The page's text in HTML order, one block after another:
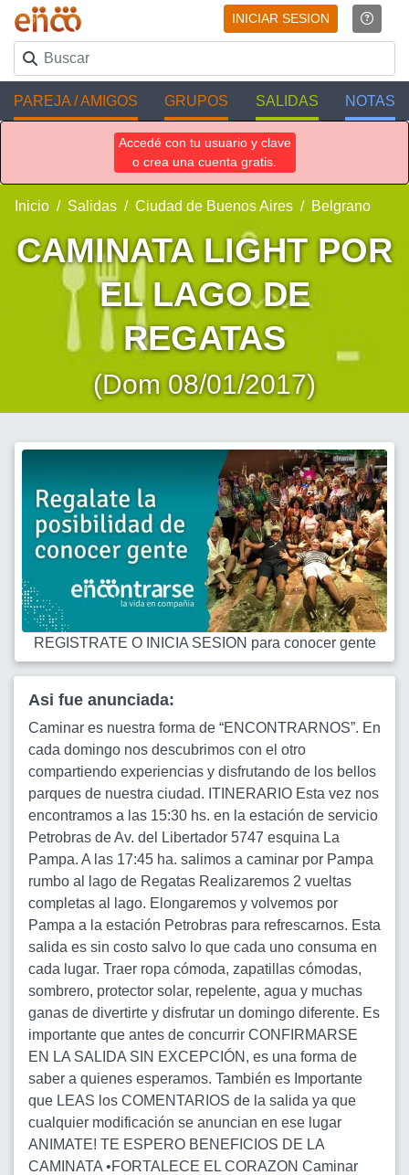
INICIAR SESION
PAREJA / AMIGOS GRUPOS SALIDAS NOTAS
Accedé con tu usuario y clave
o crea una cuenta gratis.
Inicio Salidas Ciudad de Buenos Aires Belgrano
CAMINATA LIGHT POR
EL LAGO DE
REGATAS
(Dom 08/01/2017)
REGISTRATE O INICIA SESION para conocer gente
Asi fue anunciada:
Caminar es nuestra forma de “ENCONTRARNOS”. En
cada domingo nos descubrimos con el otro
compartiendo experiencias y disfrutando de los bellos
parques de nuestra ciudad. ITINERARIO Esta vez nos
encontramos a las 15:30 hs. en la estación de servicio
Petrobras de Av. del Libertador 5747 esquina La
Pampa. A las 17:45 ha. salimos a caminar por Pampa
rumbo al lago de Regatas Realizaremos 2 vueltas
completas al lago. Elongaremos y volvemos por
Pampa a la estación Petrobras para refrescarnos. Esta
salida es sin costo salvo lo que cada uno consuma en
cada lugar. Traer ropa cómoda, zapatillas cómodas,
sombrero, protector solar, repelente, agua y muchas
ganas de divertirte y disfrutar un domingo diferente. Es
importante que antes de concurrir CONFIRMARSE
EN LA SALIDA SIN EXCEPCIÓN, es una forma de
saber a quienes esperamos. También es Importante
que LEAS los COMENTARIOS de la salida ya que
cualquier modificación se anuncian en ese lugar
ANIMATE! TE ESPERO BENEFICIOS DE LA
CAMINATA •FORTALECE EL CORAZON Caminar